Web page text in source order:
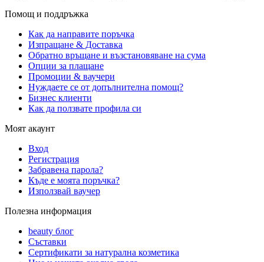
Помощ и поддръжка
Как да направите поръчка
Изпращане & Доставка
Обратно връщане и възстановяване на сума
Опции за плащане
Промоции & ваучери
Нуждаете се от допълнителна помощ?
Бизнес клиенти
Как да ползвате профила си
Моят акаунт
Вход
Регистрация
Забравена парола?
Къде е моята поръчка?
Използвай ваучер
Полезна информация
beauty блог
Съставки
Сертификати за натурална козметика